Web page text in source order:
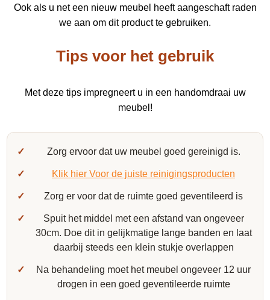
Ook als u net een nieuw meubel heeft aangeschaft raden
we aan om dit product te gebruiken.
Tips voor het gebruik
Met deze tips impregneert u in een handomdraai uw
meubel!
Zorg ervoor dat uw meubel goed gereinigd is.
Klik hier Voor de juiste reinigingsproducten
Zorg er voor dat de ruimte goed geventileerd is
Spuit het middel met een afstand van ongeveer
30cm. Doe dit in gelijkmatige lange banden en laat
daarbij steeds een klein stukje overlappen
Na behandeling moet het meubel ongeveer 12 uur
drogen in een goed geventileerde ruimte